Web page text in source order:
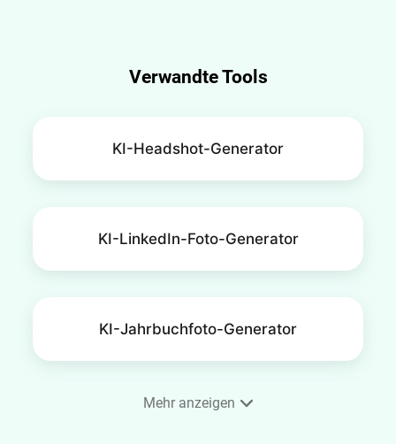
Verwandte Tools
KI-Headshot-Generator
KI-LinkedIn-Foto-Generator
KI-Jahrbuchfoto-Generator
Mehr anzeigen